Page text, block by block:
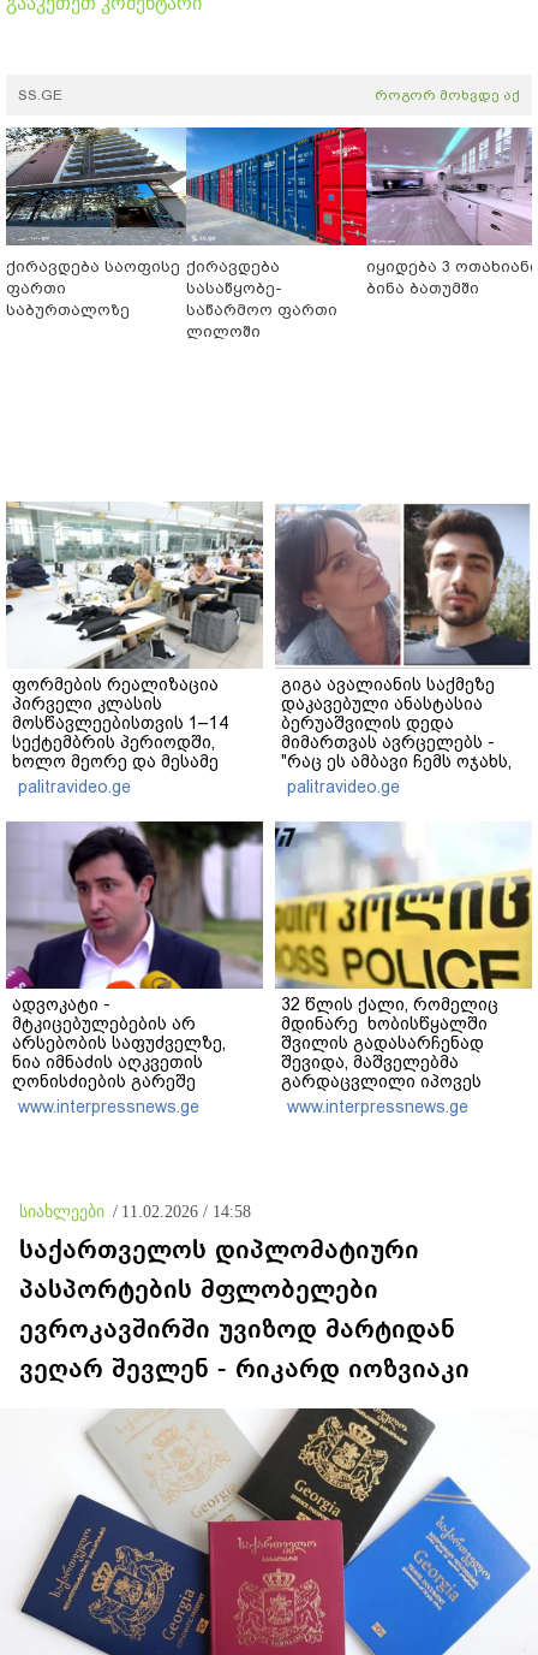
SS.GE როგორ მოხვდე აქ
ქირავდება საოფისე
ფართი
საბურთალოზე
ქირავდება
სასაწყობე-
საწარმოო ფართი
ლილოში
იყიდება 3 ოთახიანი
ბინა ბათუმში
ფორმების რეალიზაცია
პირველი კლასის
მოსწავლეებისთვის 1–14
სექტემბრის პერიოდში,
ხოლო მეორე და მესამე
ეტაპებზე...
palitravideo.ge
გიგა ავალიანის საქმეზე
დაკავებული ანასტასია
ბერუაშვილის დედა
მიმართვას ავრცელებს -
"რაც ეს ამბავი ჩემს ოჯახს,
ჩემს ანასტასიას გადახდა
თავს, მის მერე მე მე არ
ვარ"
palitravideo.ge
ადვოკატი -
მტკიცებულებების არ
არსებობის საფუძველზე,
ნია იმნაძის აღკვეთის
ღონისძიების გარეშე
დატოვებას მოვითხოვთ
www.interpressnews.ge
32 წლის ქალი, რომელიც
მდინარე ხობისწყალში
შვილის გადასარჩენად
შევიდა, მაშველებმა
გარდაცვლილი იპოვეს
www.interpressnews.ge
სიახლეები / 11.02.2026 / 14:58
საქართველოს დიპლომატიური
პასპორტების მფლობელები
ევროკავშირში უვიზოდ მარტიდან
ვეღარ შევლენ - რიკარდ იოზვიაკი